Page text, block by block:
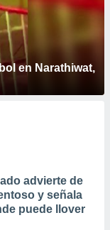
en Narathiwat,
advierte de
y señala
puede llover